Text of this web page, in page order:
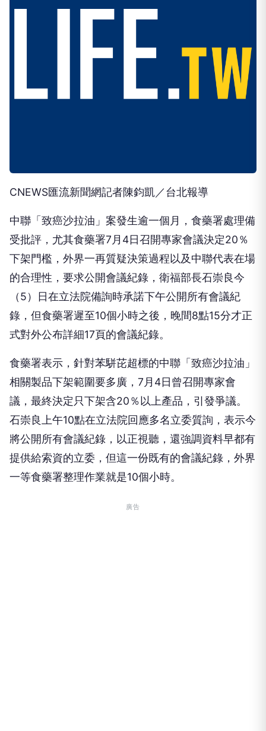
CNEWS匯流新聞網記者陳鈞凱／台北報導
中聯「致癌沙拉油」案發生逾一個月，食藥署處理備
受批評，尤其食藥署7月4日召開專家會議決定20％
下架門檻，外界一再質疑決策過程以及中聯代表在場
的合理性，要求公開會議紀錄，衛福部長石崇良今
（5）日在立法院備詢時承諾下午公開所有會議紀
錄，但食藥署遲至10個小時之後，晚間8點15分才正
式對外公布詳細17頁的會議紀錄。
食藥署表示，針對苯駢芘超標的中聯「致癌沙拉油」
相關製品下架範圍要多廣，7月4日曾召開專家會
議，最終決定只下架含20％以上產品，引發爭議。
石崇良上午10點在立法院回應多名立委質詢，表示今
將公開所有會議紀錄，以正視聽，還強調資料早都有
提供給索資的立委，但這一份既有的會議紀錄，外界
一等食藥署整理作業就是10個小時。
廣告